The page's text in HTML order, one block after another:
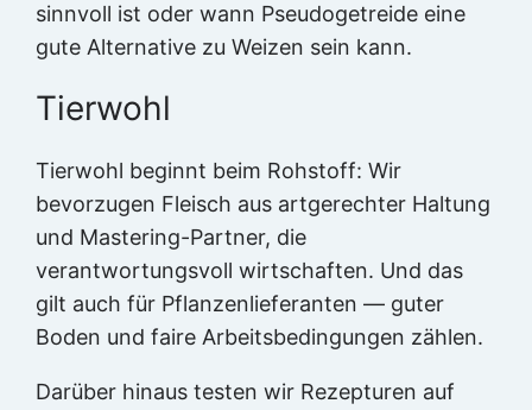
sinnvoll ist oder wann Pseudogetreide eine
gute Alternative zu Weizen sein kann.
Tierwohl
Tierwohl beginnt beim Rohstoff: Wir
bevorzugen Fleisch aus artgerechter Haltung
und Mastering-Partner, die
verantwortungsvoll wirtschaften. Und das
gilt auch für Pflanzenlieferanten — guter
Boden und faire Arbeitsbedingungen zählen.
Darüber hinaus testen wir Rezepturen auf